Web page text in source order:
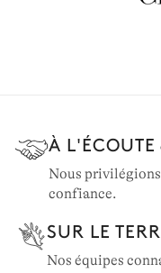
TOSCANE
70 villas à louer
À L'ÉCOUTE
Nous
confiance.
SUR LE
Nos équipes